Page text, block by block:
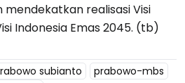
realisasi Visi
Indonesia Emas 2045. (tb)
subianto prabowo-mbs